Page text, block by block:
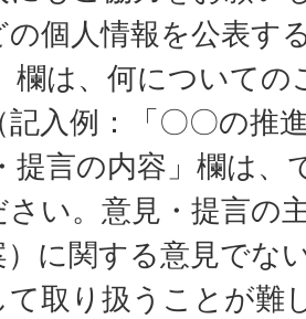
の個人情報を公表す
欄は、何について
記入例：「〇〇の推
提言の内容」欄は
さい。意見・提言の
）に関する意見でな
て取り扱うことが難